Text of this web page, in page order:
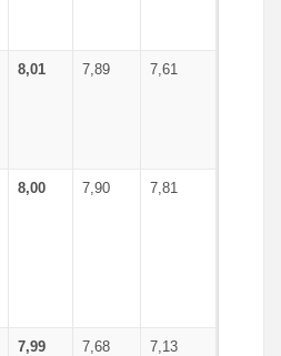
8,01 7,89 7,61
8,00 7,90 7,81
7,99 7,68 7,13